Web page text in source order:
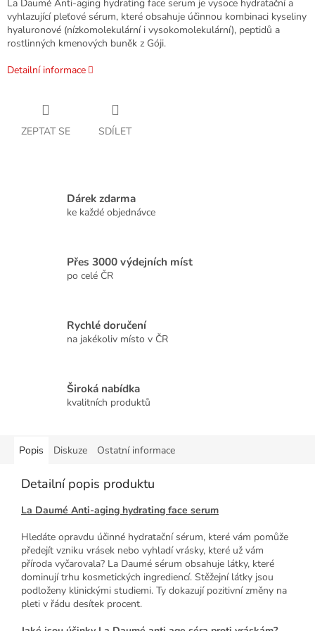
La Daumé Anti-aging hydrating face serum je vysoce hydratační a
vyhlazující pleťové sérum, které obsahuje účinnou kombinaci kyseliny
hyaluronové (nízkomolekulární i vysokomolekulární), peptidů a
rostlinných kmenových buněk z Góji.
Detailní informace
ZEPTAT SE SDÍLET
Dárek zdarma
ke každé objednávce
Přes 3000 výdejních míst
po celé ČR
Rychlé doručení
na jakékoliv místo v ČR
Široká nabídka
kvalitních produktů
Popis Diskuze Ostatní informace
Detailní popis produktu
La Daumé Anti-aging hydrating face serum
Hledáte opravdu účinné hydratační sérum, které vám pomůže
předejít vzniku vrásek nebo vyhladí vrásky, které už vám
příroda vyčarovala? La Daumé sérum obsahuje látky, které
dominují trhu kosmetických ingrediencí. Stěžejní látky jsou
podloženy klinickými studiemi. Ty dokazují pozitivní změny na
pleti v řádu desítek procent.